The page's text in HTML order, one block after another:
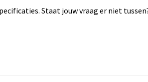
Staat jouw vraag er niet